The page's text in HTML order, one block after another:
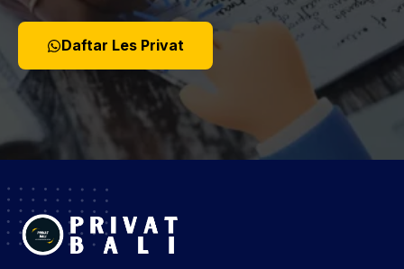
Daftar Les Privat